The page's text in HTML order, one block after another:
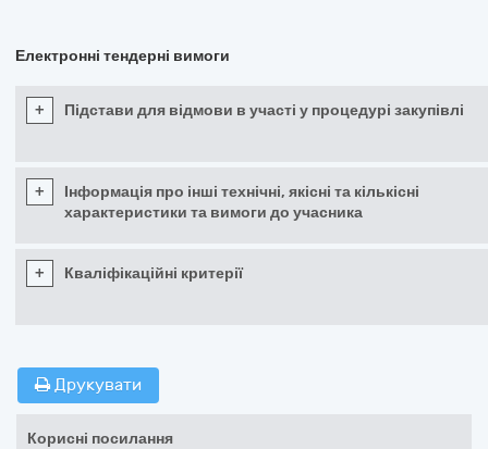
Електронні тендерні вимоги
+ Підстави для відмови в участі у процедурі закупівлі
+
Інформація про інші технічні, якісні та кількісні
характеристики та вимоги до учасника
+ Кваліфікаційні критерії
Друкувати
Корисні посилання